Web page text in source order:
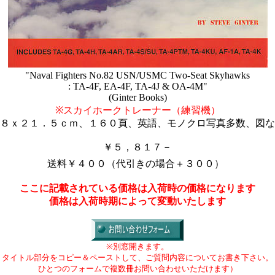
"Naval Fighters No.82 USN/USMC Two-Seat Skyhawks
: TA-4F, EA-4F, TA-4J & OA-4M"
(Ginter Books)
※スカイホークトレーナー（練習機）
ｘ２１．５ｃｍ、１６０頁、英語、モノクロ写真多数、図
￥５，８１７－
送料￥４００（代引きの場合＋３００）
ここに記載されている価格は入荷時の価格になります
価格は入荷時期によって変動いたします
※別窓開きます。
タイトル部分をコピー＆ペーストして、ご質問内容についてお書き下さい。
ひとつのフォームで複数冊お問い合わせいただけます）